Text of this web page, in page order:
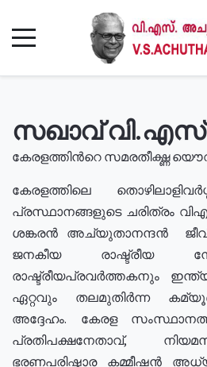
സഖാവ് വി.എസ്
കേരളത്തിൻറെ സമരതീക്ഷ്ണ
കേരളത്തിലെ
പ്രസ്ഥാനങ്ങളുടെ ചരിത്രം
ശങ്കരൻ അച്യുതാനന്ദൻ
ജനകീയ രാഷ്ട്രീയ
രാഷ്ട്രീയപ്രവർത്തകനും
ഏറ്റവും തലമുതിർന്ന
അദ്ദേഹം. കേരള
പ്രതിപക്ഷനേതാവ്,
ഭരണപരിഷ്കാര കമ്മീഷൻ